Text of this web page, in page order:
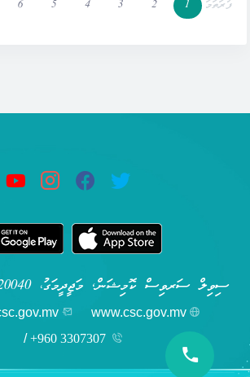
ފުރަތަމަ 1
2
3
4
5
6
ސިވިލް ސަރވިސް ކޮމިޝަން, މަޖީދީމަގު، 20040, މާލެ، ދިވެހިރާއްޖެ
www.csc.gov.mv
+960 3307307
/